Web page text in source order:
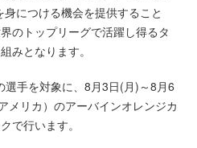
につける機会を提供すること
のトップリーグで活躍し得るタ
みとなります。
手を対象に、8月3日(月)～8月6
メリカ）のアーバインオレンジカ
で行います。